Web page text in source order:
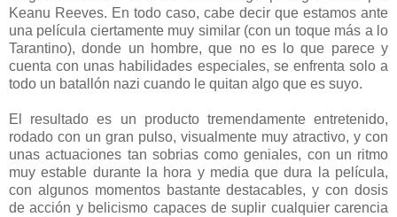
Keanu Reeves. En todo caso, cabe decir que estamos ante
una película ciertamente muy similar (con un toque más a lo
Tarantino), donde un hombre, que no es lo que parece y
cuenta con unas habilidades especiales, se enfrenta solo a
todo un batallón nazi cuando le quitan algo que es suyo.
El resultado es un producto tremendamente entretenido,
rodado con un gran pulso, visualmente muy atractivo, y con
unas actuaciones tan sobrias como geniales, con un ritmo
muy estable durante la hora y media que dura la película,
con algunos momentos bastante destacables, y con dosis
de acción y belicismo capaces de suplir cualquier carencia